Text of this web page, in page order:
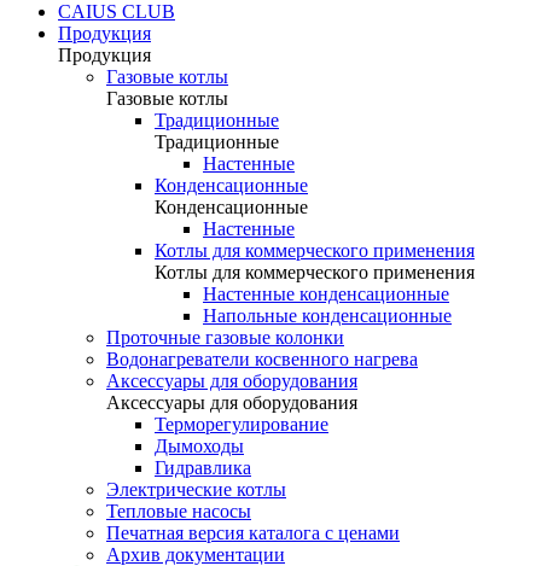
CAIUS CLUB
Продукция
Продукция
Газовые котлы
Газовые котлы
Традиционные
Традиционные
Настенные
Конденсационные
Конденсационные
Настенные
Котлы для коммерческого применения
Котлы для коммерческого применения
Настенные конденсационные
Напольные конденсационные
Проточные газовые колонки
Водонагреватели косвенного нагрева
Аксессуары для оборудования
Аксессуары для оборудования
Терморегулирование
Дымоходы
Гидравлика
Электрические котлы
Тепловые насосы
Печатная версия каталога с ценами
Архив документации